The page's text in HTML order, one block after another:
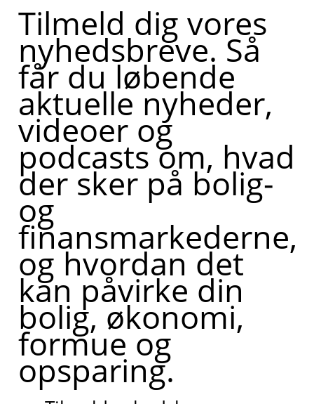
Tilmeld dig vores
nyhedsbreve. Så
får du løbende
aktuelle nyheder,
videoer og
podcasts om, hvad
der sker på bolig-
og
finansmarkederne,
og hvordan det
kan påvirke din
bolig, økonomi,
formue og
opsparing.